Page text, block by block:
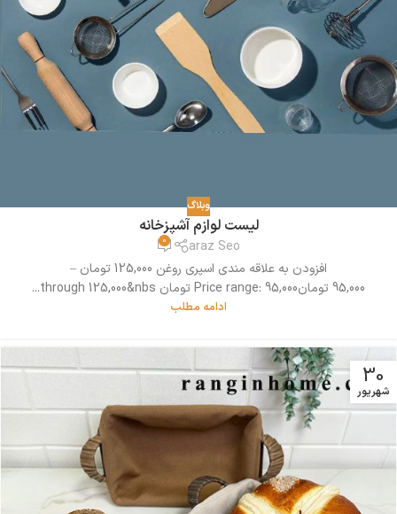
وبلاگ
لیست لوازم آشپزخانه
araz Seo
0
افزودن به علاقه مندی اسپری روغن 125,000 تومان –
95,000 تومانPrice range: 95,000 تومان through 125,000&nbs...
ادامه مطلب
30
شهریور